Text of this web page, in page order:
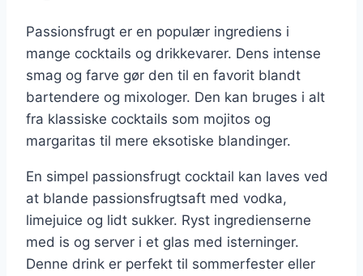
Passionsfrugt er en populær ingrediens i
mange cocktails og drikkevarer. Dens intense
smag og farve gør den til en favorit blandt
bartendere og mixologer. Den kan bruges i alt
fra klassiske cocktails som mojitos og
margaritas til mere eksotiske blandinger.
En simpel passionsfrugt cocktail kan laves ved
at blande passionsfrugtsaft med vodka,
limejuice og lidt sukker. Ryst ingredienserne
med is og server i et glas med isterninger.
Denne drink er perfekt til sommerfester eller